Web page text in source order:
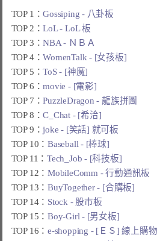
TOP 1：Gossiping - 八卦板
TOP 2：LoL - LoL 板
TOP 3：NBA - ＮＢＡ
TOP 4：WomenTalk - [女孩板]
TOP 5：ToS - [神魔]
TOP 6：movie - [電影]
TOP 7：PuzzleDragon - 龍族拼圖
TOP 8：C_Chat - [希洽]
TOP 9：joke - [笑話] 就可板
TOP 10：Baseball - [棒球]
TOP 11：Tech_Job - [科技板]
TOP 12：MobileComm - 行動通訊板
TOP 13：BuyTogether - [合購板]
TOP 14： Stock - 股市板
TOP 15：Boy-Girl - [男女板]
TOP 16：e-shopping - [ＥＳ] 線上購物